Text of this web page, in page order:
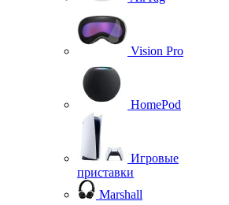
Vision Pro
HomePod
Игровые
приставки
Marshall